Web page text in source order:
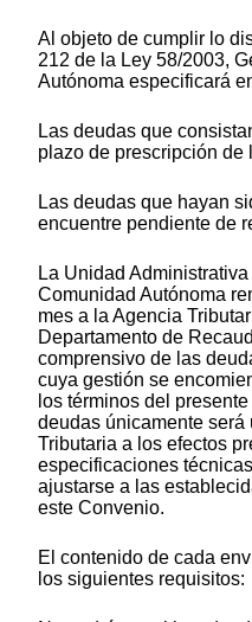
Al objeto de cumplir lo
212 de la Ley 58/2003,
Autónoma especificará
Las deudas que
plazo de prescripción de
Las deudas que hayan
encuentre pendiente de
La Unidad
Comunidad Autónoma
mes a la Agencia
Departamento de
comprensivo de las
cuya gestión se
los términos del
deudas únicamente
Tributaria a los efectos
especificaciones
ajustarse a las
este Convenio.
El contenido de cada
los siguientes requisitos: